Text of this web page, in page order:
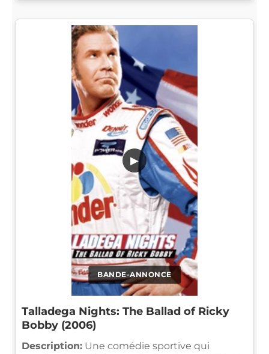
BANDE-ANNONCE
▶
Talladega Nights: The Ballad of Ricky
Bobby (2006)
Description: Une comédie sportive qui